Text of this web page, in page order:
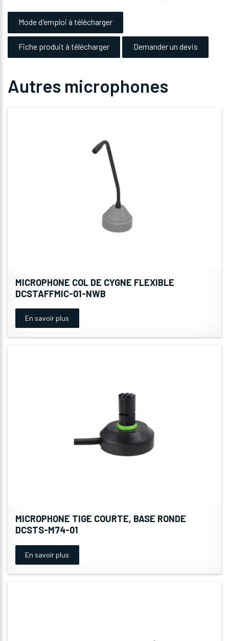
Mode d'emploi à télécharger
Fiche produit à télécharger Demander un devis
Autres microphones
MICROPHONE COL DE CYGNE FLEXIBLE
DCSTAFFMIC-01-NWB
En savoir plus
MICROPHONE TIGE COURTE, BASE RONDE
DCSTS-M74-01
En savoir plus